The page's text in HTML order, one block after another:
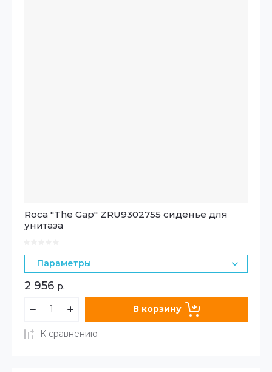
Roca "The Gap" ZRU9302755 сиденье для
унитаза
Параметры
2 956 р.
В корзину
К сравнению